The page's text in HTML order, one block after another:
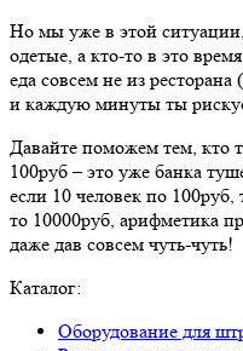
Но мы уже в этой
одетые, а кто-то в это
еда совсем не из
и каждую минуты ты
Давайте поможем тем, кто
100руб – это уже банка
если 10 человек по 100руб,
то 10000руб, арифметика
даже дав совсем чуть-чуть!
Каталог:
Оборудование для